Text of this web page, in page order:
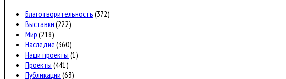
Благотворительность (372)
Выставки (222)
Мир (218)
Наследие (360)
Наши проекты (1)
Проекты (441)
Публикации (63)